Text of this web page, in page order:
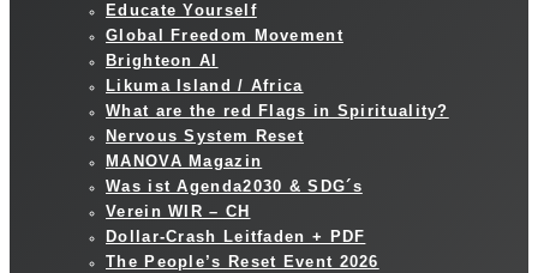
Educate Yourself
Global Freedom Movement
Brighteon AI
Likuma Island / Africa
What are the red Flags in Spirituality?
Nervous System Reset
MANOVA Magazin
Was ist Agenda2030 & SDG´s
Verein WIR – CH
Dollar-Crash Leitfaden + PDF
The People’s Reset Event 2026